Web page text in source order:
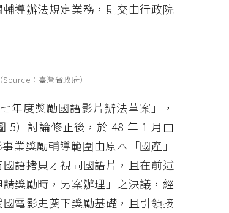
導辦法規定業務，則交由行政院
：臺灣省政府）
年度獎勵國語影片辦法草案」，
5）討論修正後，於 48 年 1 月由
業獎勵輔導範圍由原本「國產」
語拷貝才視同國語片，且在前述
獎勵時，另案辦理」之決議，經
電影史奠下獎勵基礎，且引領接